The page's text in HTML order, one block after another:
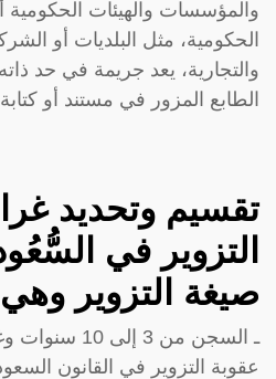
والمؤسسات والهيئات الحكومية
الحكومية، مثل البلديات أو
والتجارية، يعد جريمة في حد
الطابع المزور في مستند أو
تقسيم وتحديد
التزوير في
صيغة التزوير
ـ السجن من 3
عقوبة التزوير في القانون